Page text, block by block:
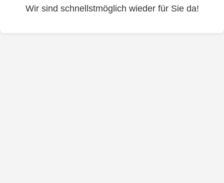
Wir sind schnellstmöglich wieder für Sie da!